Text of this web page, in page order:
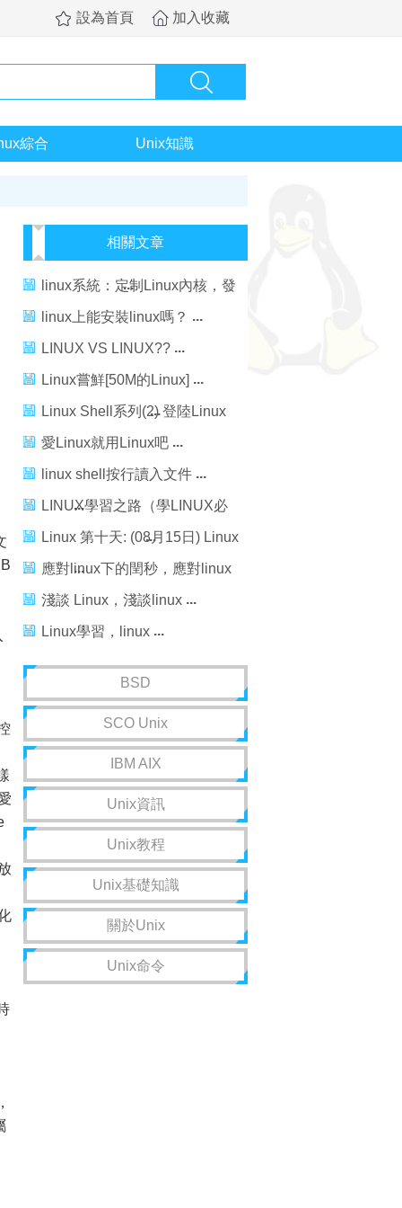
設為首頁 加入收藏
綜合 Unix知識
相關文章
linux系統：定制Linux內核，發
揮Linux潛能
linux上能安裝linux嗎？
LINUX VS LINUX??
Linux嘗鮮[50M的Linux]
Linux Shell系列(2) 登陸Linux
Shell的幾種方法
愛Linux就用Linux吧
linux shell按行讀入文件
LINUX學習之路（學LINUX必
看）
Linux 第十天: (08月15日) Linux
文件查找和壓縮
應對linux下的閏秒，應對linux
閏秒
淺談 Linux，淺談linux
Linux學習，linux
BSD
SCO Unix
IBM AIX
Unix資訊
Unix教程
Unix基礎知識
關於Unix
Unix命令